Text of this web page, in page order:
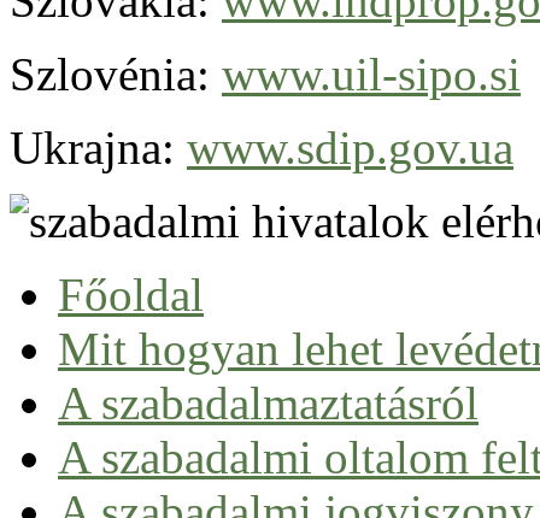
Szlovénia: www.uil-sipo.si
Ukrajna: www.sdip.gov.ua
Főoldal
Mit hogyan lehet
A szabadalmaztatásról
Szabadalom fogalma
Szabadalmi munka a gyakorlatban
A szabadalmi oltalom
Kizárások a szabadalmi oltalom alól